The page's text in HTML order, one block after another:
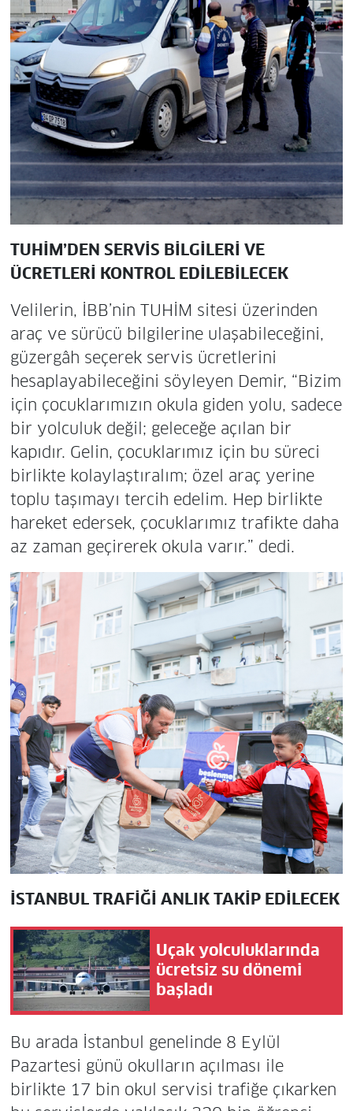
TUHİM’DEN SERVİS BİLGİLERİ VE
ÜCRETLERİ KONTROL EDİLEBİLECEK
Velilerin, İBB’nin TUHİM sitesi üzerinden
araç ve sürücü bilgilerine ulaşabileceğini,
güzergâh seçerek servis ücretlerini
hesaplayabileceğini söyleyen Demir, “Bizim
için çocuklarımızın okula giden yolu, sadece
bir yolculuk değil; geleceğe açılan bir
kapıdır. Gelin, çocuklarımız için bu süreci
birlikte kolaylaştıralım; özel araç yerine
toplu taşımayı tercih edelim. Hep birlikte
hareket edersek, çocuklarımız trafikte daha
az zaman geçirerek okula varır.” dedi.
İSTANBUL TRAFİĞİ ANLIK TAKİP EDİLECEK
Uçak yolculuklarında
ücretsiz su dönemi
başladı
Bu arada İstanbul genelinde 8 Eylül
Pazartesi günü okulların açılması ile
birlikte 17 bin okul servisi trafiğe çıkarken